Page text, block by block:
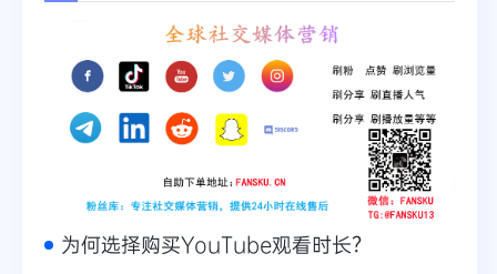
为何选择购买YouTube观看时长？